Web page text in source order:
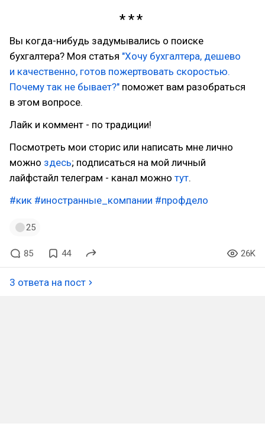
Вы когда-нибудь задумывались о поиске
бухгалтера? Моя статья "Хочу бухгалтера, дешево
и качественно, готов пожертвовать скоростью.
Почему так не бывает?" поможет вам разобраться
в этом вопросе.
Лайк и коммент - по традиции!
Посмотреть мои сторис или написать мне лично
можно здесь; подписаться на мой личный
лайфстайл телеграм - канал можно тут.
#кик #иностранные_компании #профдело
25
85 44 26K
3 ответа на пост